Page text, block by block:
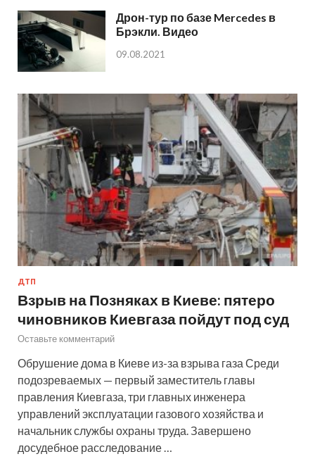
Дрон-тур по базе Mercedes в
Брэкли. Видео
09.08.2021
ДТП
Взрыв на Позняках в Киеве: пятеро
чиновников Киевгаза пойдут под суд
Оставьте комментарий
Обрушение дома в Киеве из-за взрыва газа Среди
подозреваемых — первый заместитель главы
правления Киевгаза, три главных инженера
управлений эксплуатации газового хозяйства и
начальник службы охраны труда. Завершено
досудебное расследование …